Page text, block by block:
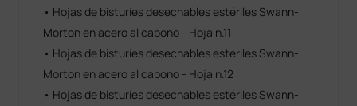
• Hojas de bisturíes desechables estériles Swann-
Morton en acero al cabono - Hoja n.11
• Hojas de bisturíes desechables estériles Swann-
Morton en acero al cabono - Hoja n.12
• Hojas de bisturíes desechables estériles Swann-